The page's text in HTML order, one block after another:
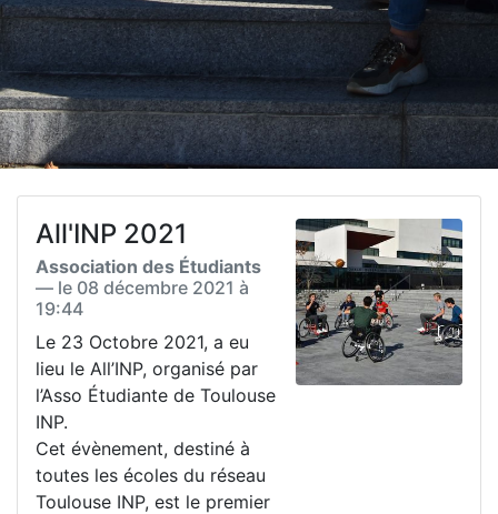
All'INP 2021
Association des Étudiants
— le 08 décembre 2021 à
19:44
Le 23 Octobre 2021, a eu
lieu le All’INP, organisé par
l’Asso Étudiante de Toulouse
INP.
Cet évènement, destiné à
toutes les écoles du réseau
Toulouse INP, est le premier